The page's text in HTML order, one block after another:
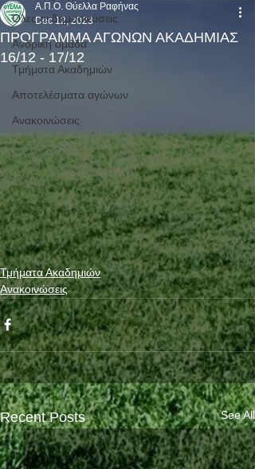
Όλες οι δημοσιεύσεις
Ανδρική ομάδα
Τμήματα Ακαδημιών
Αποτελέσματα αγώνων
Ανακοινώσεις
ΠΡΟΓΡΑΜΜΑ ΑΓΩΝΩΝ ΑΚΑΔΗΜΙΑΣ
16/12 - 17/12
Α.Π.Ο. Θύελλα Ραφήνας
Dec 12, 2023
Τμήματα Ακαδημιών
Ανακοινώσεις
Recent Posts See All